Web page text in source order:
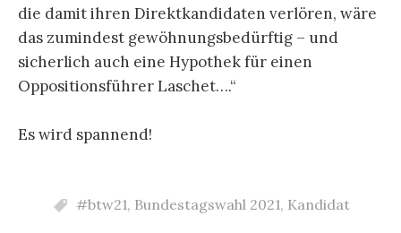
die damit ihren Direktkandidaten verlören, wäre
das zumindest gewöhnungsbedürftig – und
sicherlich auch eine Hypothek für einen
Oppositionsführer Laschet….“
Es wird spannend!
#btw21, Bundestagswahl 2021, Kandidat